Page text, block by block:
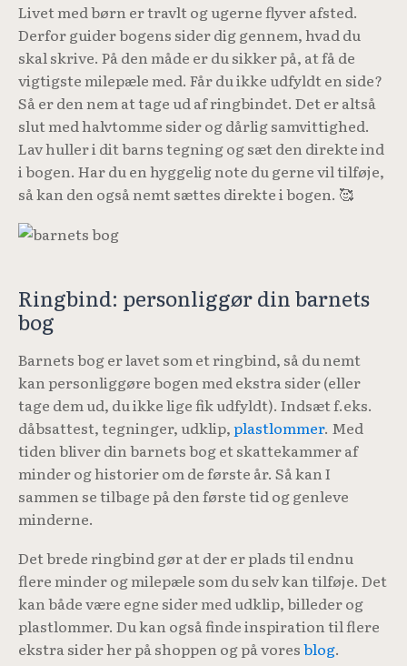
Livet med børn er travlt og ugerne flyver afsted.
Derfor guider bogens sider dig gennem, hvad du
skal skrive. På den måde er du sikker på, at få de
vigtigste milepæle med. Får du ikke udfyldt en side?
Så er den nem at tage ud af ringbindet. Det er altså
slut med halvtomme sider og dårlig samvittighed.
Lav huller i dit barns tegning og sæt den direkte ind
i bogen. Har du en hyggelig note du gerne vil tilføje,
så kan den også nemt sættes direkte i bogen. 🥰
Ringbind: personliggør din barnets
bog
Barnets bog er lavet som et ringbind, så du nemt
kan personliggøre bogen med ekstra sider (eller
tage dem ud, du ikke lige fik udfyldt). Indsæt f.eks.
dåbsattest, tegninger, udklip,plastlommer. Med
tiden bliver din barnets bog et skattekammer af
minder og historier om de første år. Så kan I
sammen se tilbage på den første tid og genleve
minderne.
Det brede ringbind gør at der er plads til endnu
flere minder og milepæle som du selv kan tilføje. Det
kan både være egne sider med udklip, billeder og
plastlommer. Du kan også finde inspiration til flere
ekstra sider her på shoppen og på voresblog.